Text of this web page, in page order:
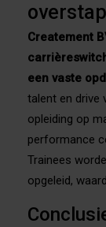
Createment
een vaste
talent en drive
opleiding op
performance
Trainees
opgeleid,